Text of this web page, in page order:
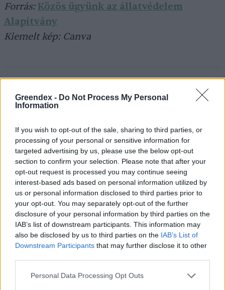
Greendex - Do Not Process My Personal
Information
If you wish to opt-out of the sale, sharing to third parties, or
processing of your personal or sensitive information for
targeted advertising by us, please use the below opt-out
section to confirm your selection. Please note that after your
opt-out request is processed you may continue seeing
interest-based ads based on personal information utilized by
us or personal information disclosed to third parties prior to
your opt-out. You may separately opt-out of the further
disclosure of your personal information by third parties on the
IAB’s list of downstream participants. This information may
also be disclosed by us to third parties on the IAB’s List of
Downstream Participants that may further disclose it to other
Personal Data Processing Opt Outs
Forrás: Közös ügyünk az állatvédelem
Alapítvány
Kiemelt kép: Canva
A szerző további cikkei
Nem csak növényrajongóknak! – 8
arborétum, amelyet érdemes
meglátogatni
ÉLŐ BOLYGÓNK 5 perc
Pár éven belül szivacsvárosokká
kellene alakítanunk a
településeinket – Podcast
PODCAST 2 perc